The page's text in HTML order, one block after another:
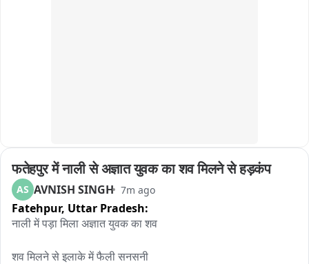
फतेहपुर में नाली से अज्ञात युवक का शव मिलने से हड़कंप
AS AVNISH SINGH 7m ago
Fatehpur, Uttar Pradesh:
नाली में पड़ा मिला अज्ञात युवक का शव
शव मिलने से इलाके में फैली सनसनी